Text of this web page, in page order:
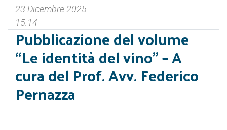
23 Dicembre 2025
15:14
Pubblicazione del volume
“Le identità del vino” – A
cura del Prof. Avv. Federico
Pernazza